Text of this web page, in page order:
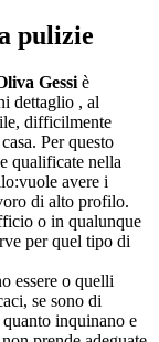
pulizie
Gessi è
dettaglio , al
difficilmente
Per questo
qualificate nella
avere i
di alto profilo.
o in qualunque
per quel tipo di
essere o quelli
se sono di
inquinano e